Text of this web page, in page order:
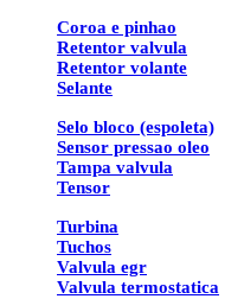
Coroa e pinhao
Retentor valvula
Retentor volante
Selante
Selo bloco (espoleta)
Sensor pressao oleo
Tampa valvula
Tensor
Turbina
Tuchos
Valvula egr
Valvula termostatica